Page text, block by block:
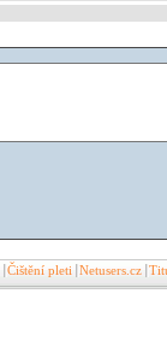
Čištění pleti Netusers.cz